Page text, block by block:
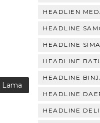
Lama
HEADLIEN
HEADLINE
HEADLINE
HEADLINE
HEADLINE
HEADLINE
HEADLINE